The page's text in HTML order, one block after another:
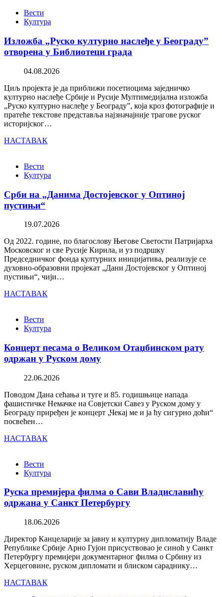
Вести
Култура
Изложба „Руско културно наслеђе у Београду”
отворена у Библиотеци града
04.08.2026
Циљ пројекта је да приближи посетиоцима заједничко
културно наслеђе Србије и Русије Мултимедијална изложба
„Руско културно наслеђе у Београду”, која кроз фотографије и
пратеће текстове представља најзначајније трагове руског
историјског…
НАСТАВАК
Вести
Култура
Срби на „Данима Достојевског у Оптиној
пустињи“
19.07.2026
Од 2022. године, по благослову Његове Светости Патријарха
Московског и све Русије Кирила, и уз подршку
Председничког фонда културних иницијатива, реализује се
духовно-образовни пројекат „Дани Достојевског у Оптиној
пустињи“, чији…
НАСТАВАК
Вести
Култура
Концерт песама о Великом Отаџбинском рату
одржан у Руском дому
22.06.2026
Поводом Дана сећања и туге и 85. годишњице напада
фашистичке Немачке на Совјетски Савез у Руском дому у
Београду приређен је концерт „Чекај ме и ја ћу сигурно доћи“
посвећен…
НАСТАВАК
Вести
Култура
Руска премијера филма о Сави Владиславићу
одржана у Санкт Петербургу
18.06.2026
Директор Канцеларије за јавну и културну дипломатију Владе
Републике Србије Арно Гујон присуствовао је синоћ у Санкт
Петербургу премијери документарног филма о Србину из
Херцеговине, руском дипломати и блиском сараднику…
НАСТАВАК